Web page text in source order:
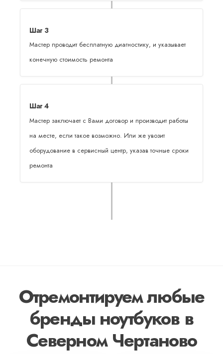
Шаг 3
Мастер проводит бесплатную диагностику, и указывает
конечную стоимость ремонта
Шаг 4
Мастер заключает с Вами договор и производит работы
на месте, если такое возможно. Или же увозит
оборудование в сервисный центр, указав точные сроки
ремонта
Отремонтируем любые
бренды ноутбуков в
Северном Чертаново